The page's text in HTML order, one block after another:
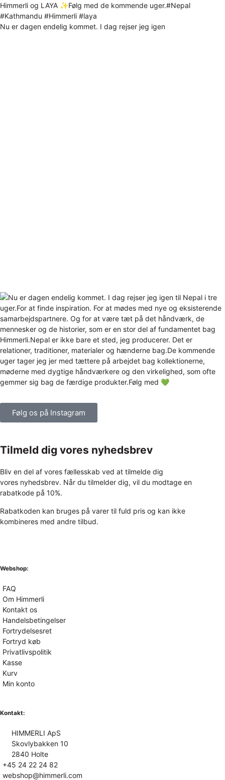
Nu er dagen endelig kommet. I dag rejser jeg igen
Følg os på Instagram
Tilmeld dig vores nyhedsbrev
Bliv en del af vores fællesskab ved at tilmelde dig
vores nyhedsbrev. Når du tilmelder dig, vil du modtage en
rabatkode på 10%.
Rabatkoden kan bruges på varer til fuld pris og kan ikke
kombineres med andre tilbud.
Webshop:
FAQ
Om Himmerli
Kontakt os
Handelsbetingelser
Fortrydelsesret
Fortryd køb
Privatlivspolitik
Kasse
Kurv
Min konto
Kontakt:
HIMMERLI ApS
Skovlybakken 10
2840 Holte
+45 24 22 24 82
webshop@himmerli.com